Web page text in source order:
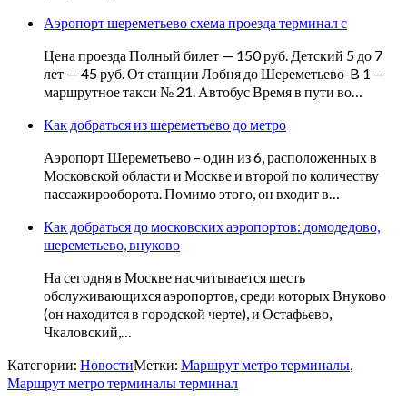
Аэропорт шереметьево схема проезда терминал с
Цена проезда Полный билет — 150 руб. Детский 5 до 7
лет — 45 руб. От станции Лобня до Шереметьево-B 1 —
маршрутное такси № 21. Автобус Время в пути во…
Как добраться из шереметьево до метро
Аэропорт Шереметьево – один из 6, расположенных в
Московской области и Москве и второй по количеству
пассажирооборота. Помимо этого, он входит в…
Как добраться до московских аэропортов: домодедово,
шереметьево, внуково
На сегодня в Москве насчитывается шесть
обслуживающихся аэропортов, среди которых Внуково
(он находится в городской черте), и Остафьево,
Чкаловский,…
Категории: НовостиМетки: Маршрут метро терминалы,
Маршрут метро терминалы терминал